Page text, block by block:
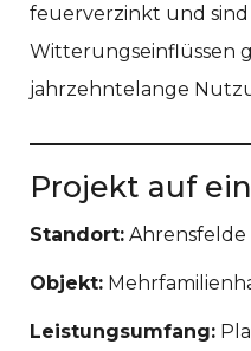
feuerverzinkt und
Witterungseinflüssen
jahrzehntelange
Projekt auf
Standort:
Objekt:
Leistungsumfang: